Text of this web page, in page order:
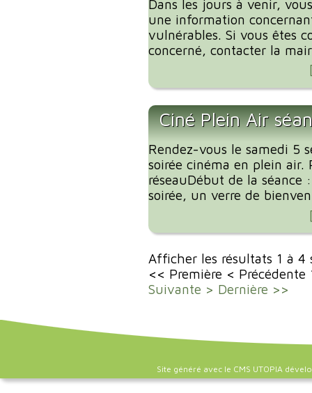
Dans les jours à venir,
une information
vulnérables. Si vous êtes
concerné, contacter la
Ciné Plein Air
Rendez-vous le samedi 5
soirée cinéma en plein
réseauDébut de la
soirée, un verre de
Afficher les résultats 1 à
<< Première < Précédente
Suivante > Dernière >>
Site généré avec le CMS UTOPIA